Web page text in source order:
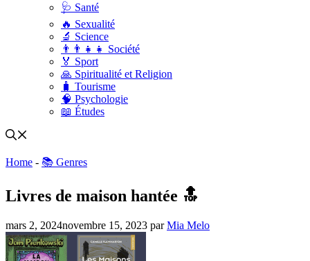
🩺 Santé
🔥 Sexualité
🔬 Science
👨‍👨‍👧‍👧 Société
🏅 Sport
🙏 Spiritualité et Religion
🧳 Tourisme
🧠 Psychologie
📖 Études
Home - 📚 Genres
Livres de maison hantée 🔝
mars 2, 2024novembre 15, 2023 parMia Melo